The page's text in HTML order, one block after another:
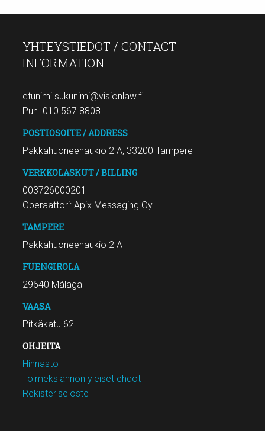
YHTEYSTIEDOT / CONTACT
INFORMATION
etunimi.sukunimi@visionlaw.fi
Puh. 010 567 8808
POSTIOSOITE / ADDRESS
Pakkahuoneenaukio 2 A, 33200 Tampere
VERKKOLASKUT / BILLING
003726000201
Operaattori: Apix Messaging Oy
TAMPERE
Pakkahuoneenaukio 2 A
FUENGIROLA
29640 Málaga
VAASA
Pitkäkatu 62
OHJEITA
Hinnasto
Toimeksiannon yleiset ehdot
Rekisteriseloste